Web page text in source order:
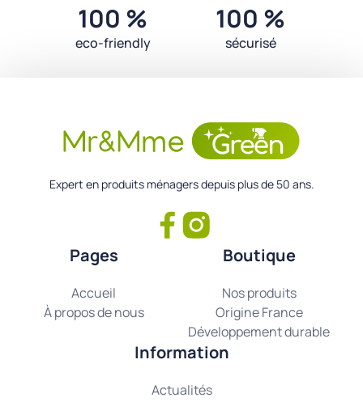
100 %
eco-friendly
100 %
sécurisé
Expert en produits ménagers depuis plus de 50 ans.
Pages
Accueil
À propos de nous
Boutique
Nos produits
Origine France
Développement durable
Information
Actualités